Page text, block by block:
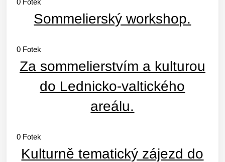
0 Fotek
Sommelierský workshop.
0 Fotek
Za sommelierstvím a kulturou
do Lednicko-valtického
areálu.
0 Fotek
Kulturně tematický zájezd do